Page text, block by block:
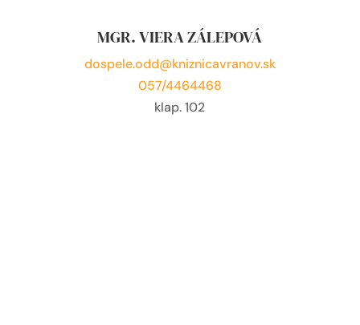
MGR. VIERA ZÁLEPOVÁ
dospele.odd@kniznicavranov.sk
057/4464468
klap. 102